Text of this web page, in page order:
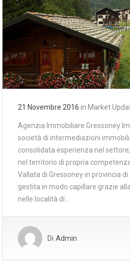
21 Novembre 2016 in Market
Agenzia Immobiliare Gressoney
società di intermediazioni
consolidata esperienza nel
nel territorio di propria
Vallata di Gressoney in provincia
gestita in modo capillare grazie
nelle località di…
Di Admin